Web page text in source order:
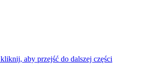
kliknij, aby przejść do dalszej części